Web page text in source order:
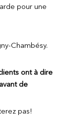
pour une
Chambésy.
ont à dire
de
pas!